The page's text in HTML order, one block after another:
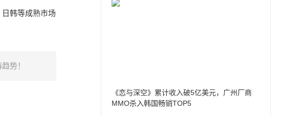
韩等成熟市场
势！
《恋与深空》累计收入破5亿美元，广州厂商
MMO杀入韩国畅销TOP5